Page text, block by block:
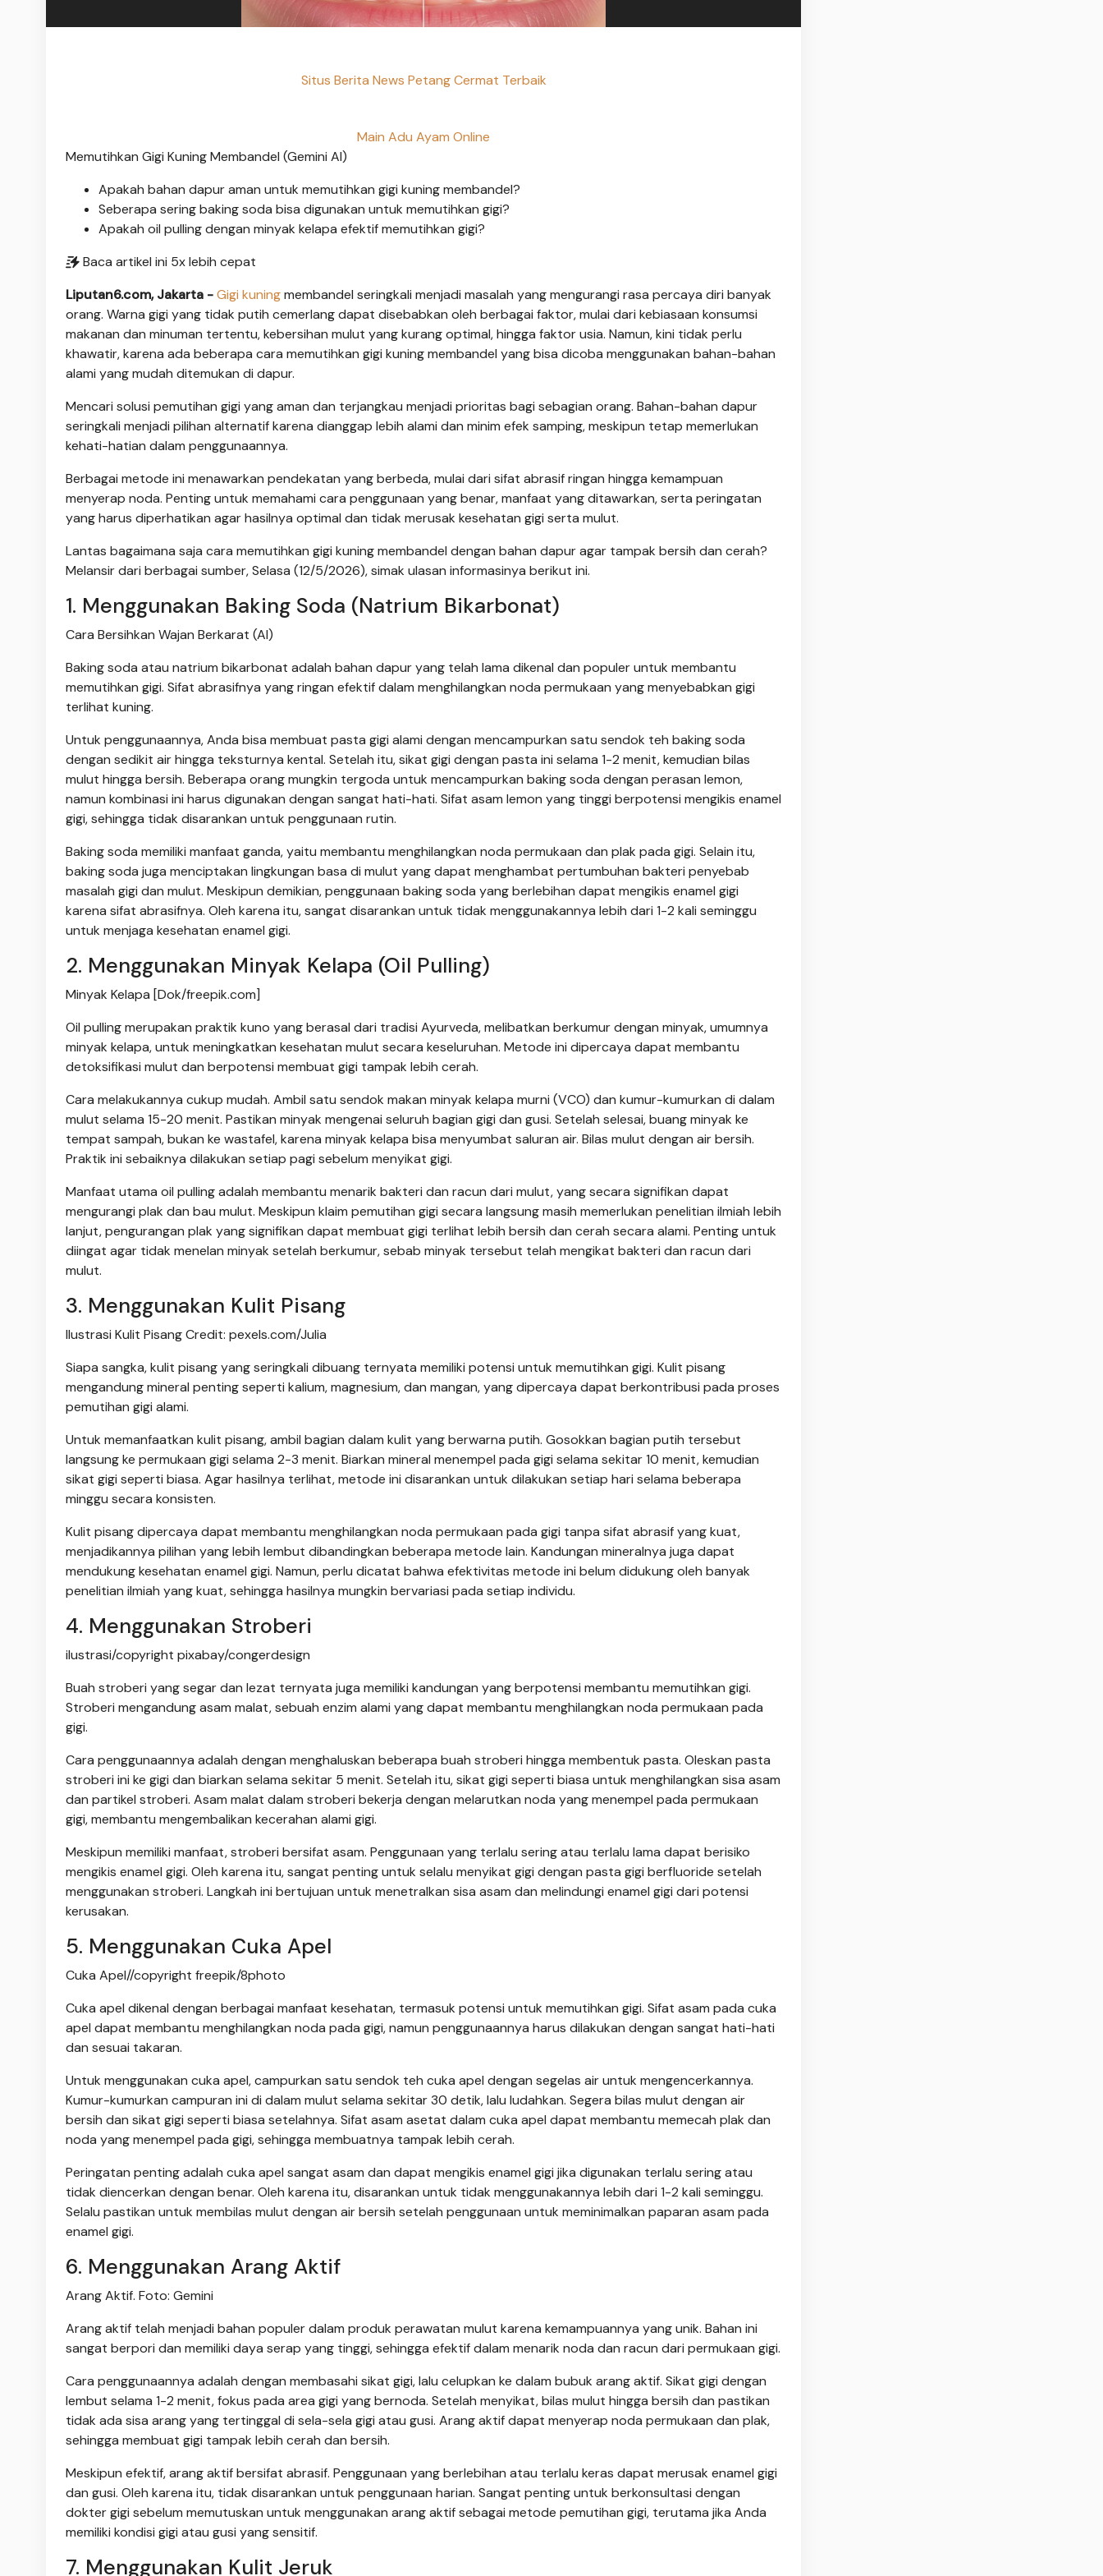
Situs Berita News Petang Cermat Terbaik
Main Adu Ayam Online
Memutihkan Gigi Kuning Membandel (Gemini AI)
Apakah bahan dapur aman untuk memutihkan gigi kuning membandel?
Seberapa sering baking soda bisa digunakan untuk memutihkan gigi?
Apakah oil pulling dengan minyak kelapa efektif memutihkan gigi?
Baca artikel ini 5x lebih cepat
Liputan6.com, Jakarta -Gigi kuningmembandel seringkali menjadi masalah yang mengurangi rasa percaya diri banyak
orang. Warna gigi yang tidak putih cemerlang dapat disebabkan oleh berbagai faktor, mulai dari kebiasaan konsumsi
makanan dan minuman tertentu, kebersihan mulut yang kurang optimal, hingga faktor usia. Namun, kini tidak perlu
khawatir, karena ada beberapa cara memutihkan gigi kuning membandel yang bisa dicoba menggunakan bahan-bahan
alami yang mudah ditemukan di dapur.
Mencari solusi pemutihan gigi yang aman dan terjangkau menjadi prioritas bagi sebagian orang. Bahan-bahan dapur
seringkali menjadi pilihan alternatif karena dianggap lebih alami dan minim efek samping, meskipun tetap memerlukan
kehati-hatian dalam penggunaannya.
Berbagai metode ini menawarkan pendekatan yang berbeda, mulai dari sifat abrasif ringan hingga kemampuan
menyerap noda. Penting untuk memahami cara penggunaan yang benar, manfaat yang ditawarkan, serta peringatan
yang harus diperhatikan agar hasilnya optimal dan tidak merusak kesehatan gigi serta mulut.
Lantas bagaimana saja cara memutihkan gigi kuning membandel dengan bahan dapur agar tampak bersih dan cerah?
Melansir dari berbagai sumber, Selasa (12/5/2026), simak ulasan informasinya berikut ini.
1. Menggunakan Baking Soda (Natrium Bikarbonat)
Cara Bersihkan Wajan Berkarat (AI)
Baking soda atau natrium bikarbonat adalah bahan dapur yang telah lama dikenal dan populer untuk membantu
memutihkan gigi. Sifat abrasifnya yang ringan efektif dalam menghilangkan noda permukaan yang menyebabkan gigi
terlihat kuning.
Untuk penggunaannya, Anda bisa membuat pasta gigi alami dengan mencampurkan satu sendok teh baking soda
dengan sedikit air hingga teksturnya kental. Setelah itu, sikat gigi dengan pasta ini selama 1-2 menit, kemudian bilas
mulut hingga bersih. Beberapa orang mungkin tergoda untuk mencampurkan baking soda dengan perasan lemon,
namun kombinasi ini harus digunakan dengan sangat hati-hati. Sifat asam lemon yang tinggi berpotensi mengikis enamel
gigi, sehingga tidak disarankan untuk penggunaan rutin.
Baking soda memiliki manfaat ganda, yaitu membantu menghilangkan noda permukaan dan plak pada gigi. Selain itu,
baking soda juga menciptakan lingkungan basa di mulut yang dapat menghambat pertumbuhan bakteri penyebab
masalah gigi dan mulut. Meskipun demikian, penggunaan baking soda yang berlebihan dapat mengikis enamel gigi
karena sifat abrasifnya. Oleh karena itu, sangat disarankan untuk tidak menggunakannya lebih dari 1-2 kali seminggu
untuk menjaga kesehatan enamel gigi.
2. Menggunakan Minyak Kelapa (Oil Pulling)
Minyak Kelapa [Dok/freepik.com]
Oil pulling merupakan praktik kuno yang berasal dari tradisi Ayurveda, melibatkan berkumur dengan minyak, umumnya
minyak kelapa, untuk meningkatkan kesehatan mulut secara keseluruhan. Metode ini dipercaya dapat membantu
detoksifikasi mulut dan berpotensi membuat gigi tampak lebih cerah.
Cara melakukannya cukup mudah. Ambil satu sendok makan minyak kelapa murni (VCO) dan kumur-kumurkan di dalam
mulut selama 15-20 menit. Pastikan minyak mengenai seluruh bagian gigi dan gusi. Setelah selesai, buang minyak ke
tempat sampah, bukan ke wastafel, karena minyak kelapa bisa menyumbat saluran air. Bilas mulut dengan air bersih.
Praktik ini sebaiknya dilakukan setiap pagi sebelum menyikat gigi.
Manfaat utama oil pulling adalah membantu menarik bakteri dan racun dari mulut, yang secara signifikan dapat
mengurangi plak dan bau mulut. Meskipun klaim pemutihan gigi secara langsung masih memerlukan penelitian ilmiah lebih
lanjut, pengurangan plak yang signifikan dapat membuat gigi terlihat lebih bersih dan cerah secara alami. Penting untuk
diingat agar tidak menelan minyak setelah berkumur, sebab minyak tersebut telah mengikat bakteri dan racun dari
mulut.
3. Menggunakan Kulit Pisang
Ilustrasi Kulit Pisang Credit: pexels.com/Julia
Siapa sangka, kulit pisang yang seringkali dibuang ternyata memiliki potensi untuk memutihkan gigi. Kulit pisang
mengandung mineral penting seperti kalium, magnesium, dan mangan, yang dipercaya dapat berkontribusi pada proses
pemutihan gigi alami.
Untuk memanfaatkan kulit pisang, ambil bagian dalam kulit yang berwarna putih. Gosokkan bagian putih tersebut
langsung ke permukaan gigi selama 2-3 menit. Biarkan mineral menempel pada gigi selama sekitar 10 menit, kemudian
sikat gigi seperti biasa. Agar hasilnya terlihat, metode ini disarankan untuk dilakukan setiap hari selama beberapa
minggu secara konsisten.
Kulit pisang dipercaya dapat membantu menghilangkan noda permukaan pada gigi tanpa sifat abrasif yang kuat,
menjadikannya pilihan yang lebih lembut dibandingkan beberapa metode lain. Kandungan mineralnya juga dapat
mendukung kesehatan enamel gigi. Namun, perlu dicatat bahwa efektivitas metode ini belum didukung oleh banyak
penelitian ilmiah yang kuat, sehingga hasilnya mungkin bervariasi pada setiap individu.
4. Menggunakan Stroberi
ilustrasi/copyright pixabay/congerdesign
Buah stroberi yang segar dan lezat ternyata juga memiliki kandungan yang berpotensi membantu memutihkan gigi.
Stroberi mengandung asam malat, sebuah enzim alami yang dapat membantu menghilangkan noda permukaan pada
gigi.
Cara penggunaannya adalah dengan menghaluskan beberapa buah stroberi hingga membentuk pasta. Oleskan pasta
stroberi ini ke gigi dan biarkan selama sekitar 5 menit. Setelah itu, sikat gigi seperti biasa untuk menghilangkan sisa asam
dan partikel stroberi. Asam malat dalam stroberi bekerja dengan melarutkan noda yang menempel pada permukaan
gigi, membantu mengembalikan kecerahan alami gigi.
Meskipun memiliki manfaat, stroberi bersifat asam. Penggunaan yang terlalu sering atau terlalu lama dapat berisiko
mengikis enamel gigi. Oleh karena itu, sangat penting untuk selalu menyikat gigi dengan pasta gigi berfluoride setelah
menggunakan stroberi. Langkah ini bertujuan untuk menetralkan sisa asam dan melindungi enamel gigi dari potensi
kerusakan.
5. Menggunakan Cuka Apel
Cuka Apel//copyright freepik/8photo
Cuka apel dikenal dengan berbagai manfaat kesehatan, termasuk potensi untuk memutihkan gigi. Sifat asam pada cuka
apel dapat membantu menghilangkan noda pada gigi, namun penggunaannya harus dilakukan dengan sangat hati-hati
dan sesuai takaran.
Untuk menggunakan cuka apel, campurkan satu sendok teh cuka apel dengan segelas air untuk mengencerkannya.
Kumur-kumurkan campuran ini di dalam mulut selama sekitar 30 detik, lalu ludahkan. Segera bilas mulut dengan air
bersih dan sikat gigi seperti biasa setelahnya. Sifat asam asetat dalam cuka apel dapat membantu memecah plak dan
noda yang menempel pada gigi, sehingga membuatnya tampak lebih cerah.
Peringatan penting adalah cuka apel sangat asam dan dapat mengikis enamel gigi jika digunakan terlalu sering atau
tidak diencerkan dengan benar. Oleh karena itu, disarankan untuk tidak menggunakannya lebih dari 1-2 kali seminggu.
Selalu pastikan untuk membilas mulut dengan air bersih setelah penggunaan untuk meminimalkan paparan asam pada
enamel gigi.
6. Menggunakan Arang Aktif
Arang Aktif. Foto: Gemini
Arang aktif telah menjadi bahan populer dalam produk perawatan mulut karena kemampuannya yang unik. Bahan ini
sangat berpori dan memiliki daya serap yang tinggi, sehingga efektif dalam menarik noda dan racun dari permukaan gigi.
Cara penggunaannya adalah dengan membasahi sikat gigi, lalu celupkan ke dalam bubuk arang aktif. Sikat gigi dengan
lembut selama 1-2 menit, fokus pada area gigi yang bernoda. Setelah menyikat, bilas mulut hingga bersih dan pastikan
tidak ada sisa arang yang tertinggal di sela-sela gigi atau gusi. Arang aktif dapat menyerap noda permukaan dan plak,
sehingga membuat gigi tampak lebih cerah dan bersih.
Meskipun efektif, arang aktif bersifat abrasif. Penggunaan yang berlebihan atau terlalu keras dapat merusak enamel gigi
dan gusi. Oleh karena itu, tidak disarankan untuk penggunaan harian. Sangat penting untuk berkonsultasi dengan
dokter gigi sebelum memutuskan untuk menggunakan arang aktif sebagai metode pemutihan gigi, terutama jika Anda
memiliki kondisi gigi atau gusi yang sensitif.
7. Menggunakan Kulit Jeruk